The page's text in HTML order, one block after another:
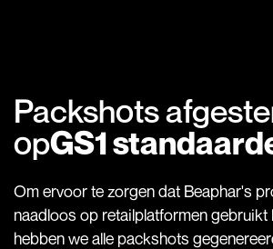
Packshots
opGS1
Om ervoor te zorgen dat Beaphar's
naadloos op retailplatformen gebruikt
hebben we alle packshots